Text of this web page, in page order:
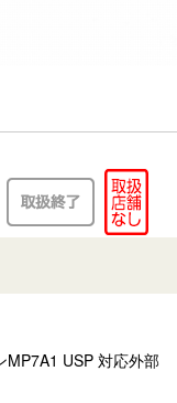
MP7A1 USP 対応外部